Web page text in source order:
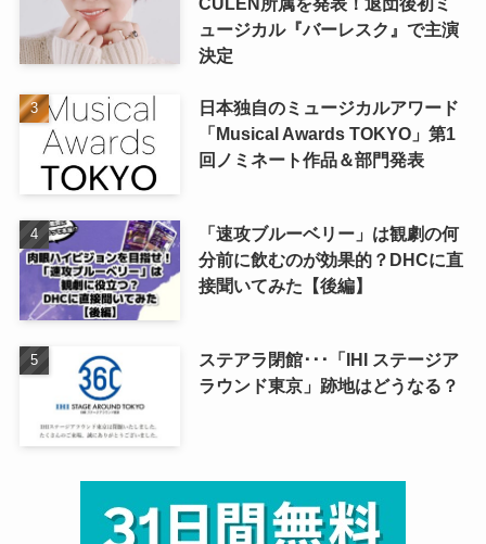
ュージカル『バーレスク』で主演
決定
日本独自のミュージカルアワード
「Musical Awards TOKYO」第1
回ノミネート作品＆部門発表
「速攻ブルーベリー」は観劇の何
分前に飲むのが効果的？DHCに直
接聞いてみた【後編】
ステアラ閉館･･･「IHI ステージア
ラウンド東京」跡地はどうなる？